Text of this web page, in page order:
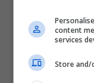
content
services
Store and/